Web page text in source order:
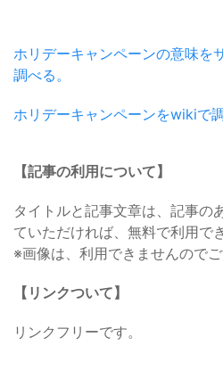
ホリデーキャンペーンの意味を
調べる。
ホリデーキャンペーンをwikiで調
【記事の利用について】
タイトルと記事文章は、記事の
ていただければ、無料で利用で
※画像は、利用できませんのでご
【リンクついて】
リンクフリーです。